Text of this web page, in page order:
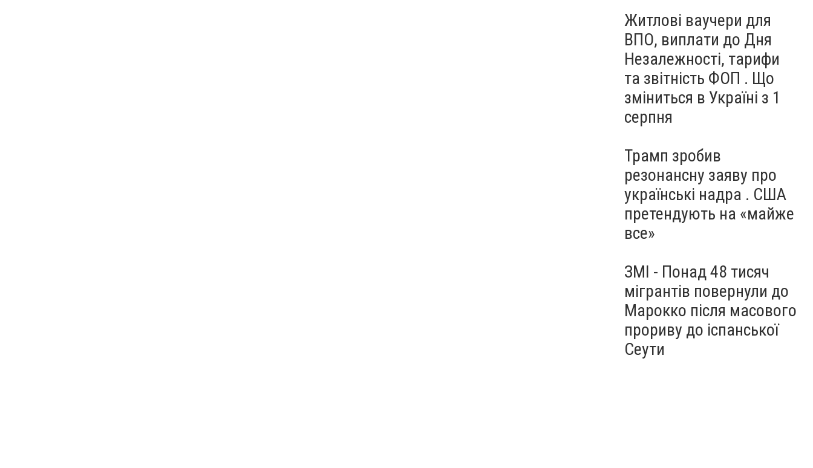
Житлові ваучери для
ВПО, виплати до Дня
Незалежності, тарифи
та звітність ФОП . Що
зміниться в Україні з 1
серпня
Трамп зробив
резонансну заяву про
українські надра . США
претендують на «майже
все»
ЗМІ - Понад 48 тисяч
мігрантів повернули до
Марокко після масового
прориву до іспанської
Сеути